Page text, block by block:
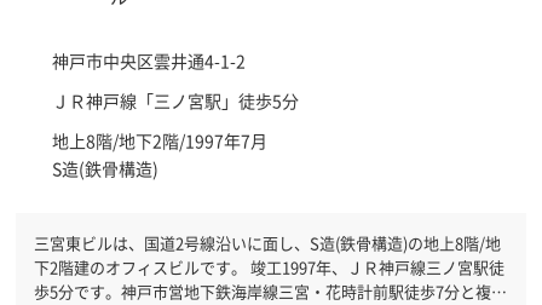
神戸市中央区雲井通4-1-2
ＪＲ神戸線「三ノ宮駅 」徒歩5分
地上8階/地下2階/1997年7月
S造(鉄骨構造)
三宮東ビルは、国道2号線沿いに面し、S造(鉄骨構造)の地上8階/地
下2階建のオフィスビルです。 竣工1997年、ＪＲ神戸線三ノ宮駅徒
歩5分です。神戸市営地下鉄海岸線三宮・花時計前駅徒歩7分と複数